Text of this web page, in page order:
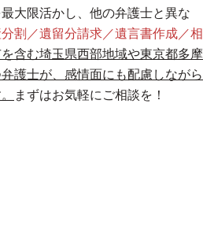
最大限活かし、他の弁護士と異な
割／遺留分請求／遺言書作成／相
含む埼玉県西部地域や東京都多摩
護士が、感情面にも配慮しながら
まずはお気軽にご相談を！